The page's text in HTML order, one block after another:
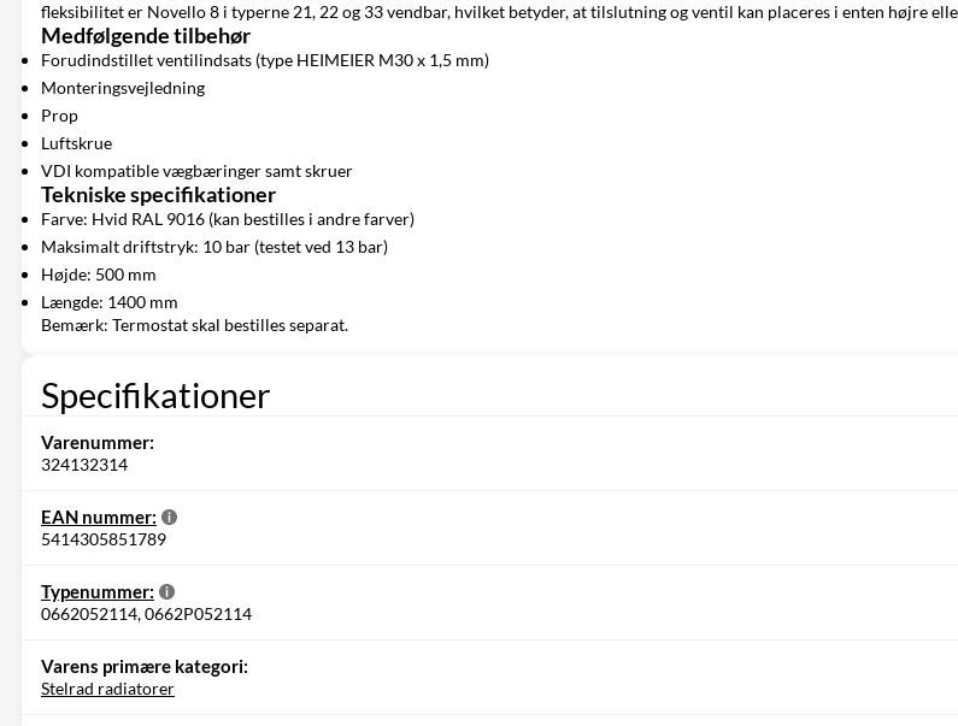
fleksibilitet er Novello 8 i typerne 21, 22 og 33 vendbar, hvilket betyder, at tilslutning og ventil kan placeres i enten højre
Medfølgende tilbehør
Forudindstillet ventilindsats (type HEIMEIER M30 x 1,5 mm)
Monteringsvejledning
Prop
Luftskrue
VDI kompatible vægbæringer samt skruer
Tekniske specifikationer
Farve: Hvid RAL 9016 (kan bestilles i andre farver)
Maksimalt driftstryk: 10 bar (testet ved 13 bar)
Højde: 500 mm
Længde: 1400 mm
Bemærk: Termostat skal bestilles separat.
Specifikationer
Varenummer:
324132314
EAN nummer:
5414305851789
Typenummer:
0662052114, 0662P052114
Varens primære kategori:
Stelrad radiatorer